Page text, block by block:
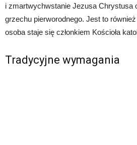
i zmartwychwstanie Jezusa Chrystusa
grzechu pierworodnego. Jest to
osoba staje się członkiem Kościoła
Tradycyjne wymagania